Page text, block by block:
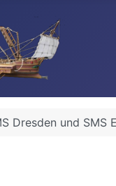
Dresden und SMS